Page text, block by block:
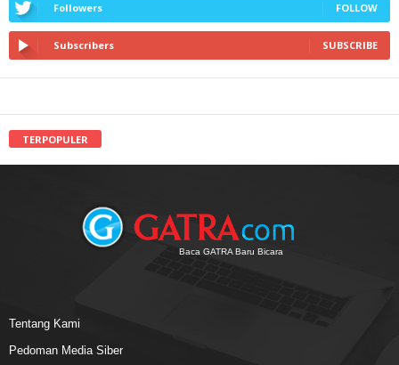
Followers FOLLOW
Subscribers SUBSCRIBE
TERPOPULER
Baca GATRA Baru Bicara
Tentang Kami
Pedoman Media Siber